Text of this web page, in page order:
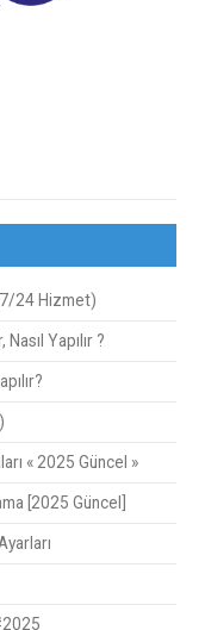
24 Hizmet)
Yapılır ?
« 2025 Güncel »
[2025 Güncel]